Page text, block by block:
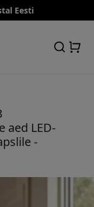
Eesti
aed LED-
-